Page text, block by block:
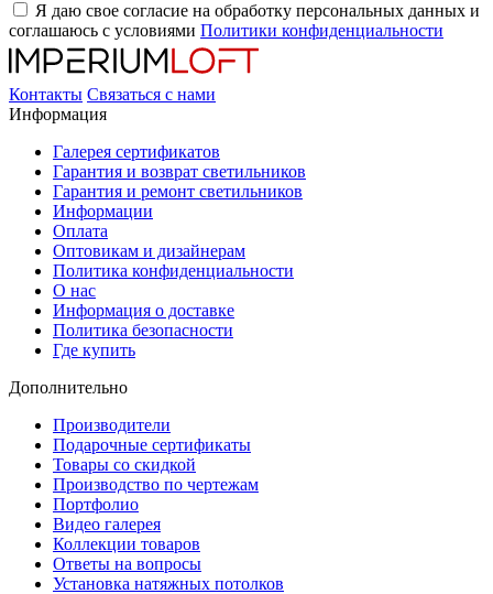
Я даю свое согласие на обработку персональных данных и
соглашаюсь с условиями Политики конфиденциальности
Контакты Связаться с нами
Информация
Галерея сертификатов
Гарантия и возврат светильников
Гарантия и ремонт светильников
Информации
Оплата
Оптовикам и дизайнерам
Политика конфиденциальности
О нас
Информация о доставке
Политика безопасности
Где купить
Дополнительно
Производители
Подарочные сертификаты
Товары со скидкой
Производство по чертежам
Портфолио
Видео галерея
Коллекции товаров
Ответы на вопросы
Установка натяжных потолков